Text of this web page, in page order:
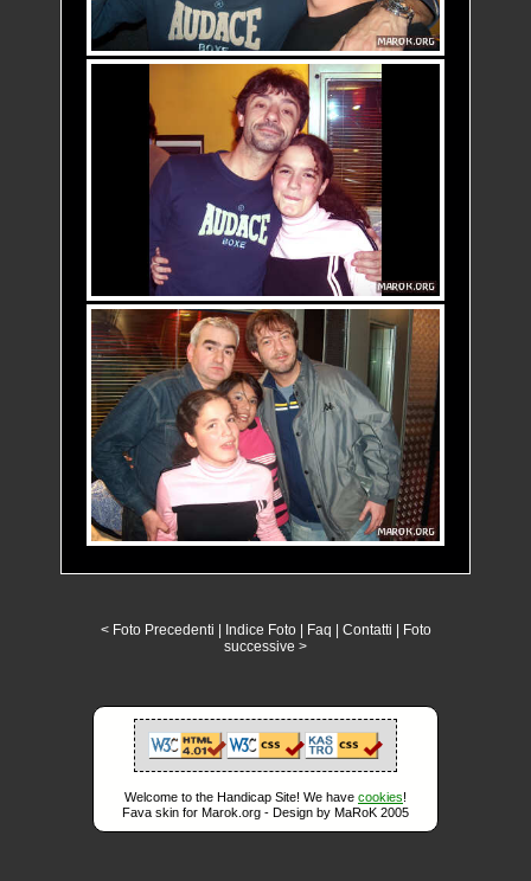
< Foto Precedenti Indice Foto| Faq Contatti
Foto
successive >
Welcome to the Handicap Site! We have cookies!
Fava skin for Marok.org - Design by MaRoK 2005